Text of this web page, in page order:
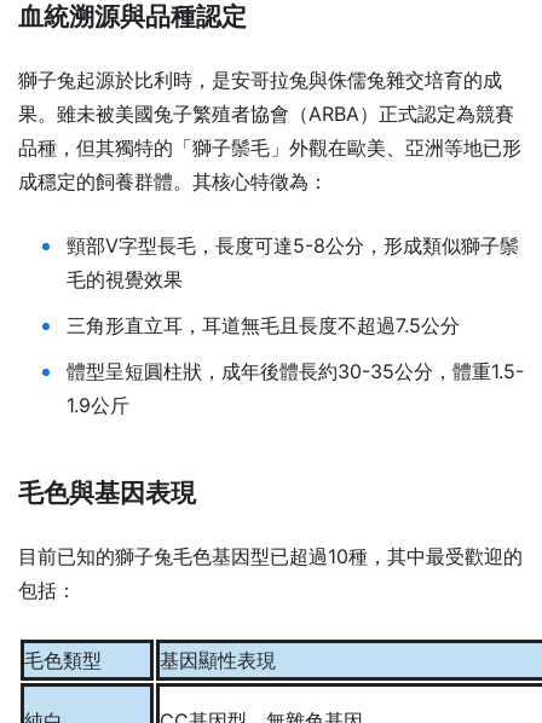
血統溯源與品種認定
獅子兔起源於比利時，是安哥拉兔與侏儒兔雜交培育的成
果。雖未被美國兔子繁殖者協會（ARBA）正式認定為競賽
品種，但其獨特的「獅子鬃毛」外觀在歐美、亞洲等地已形
成穩定的飼養群體。其核心特徵為：
頸部V字型長毛，長度可達5-8公分，形成類似獅子鬃
毛的視覺效果
三角形直立耳，耳道無毛且長度不超過7.5公分
體型呈短圓柱狀，成年後體長約30-35公分，體重1.5-
1.9公斤
毛色與基因表現
目前已知的獅子兔毛色基因型已超過10種，其中最受歡迎的
包括：
毛色類型 基因顯性表現